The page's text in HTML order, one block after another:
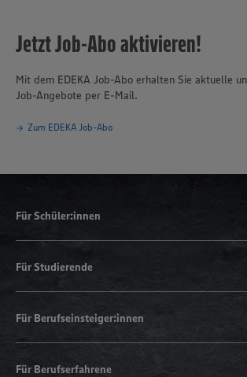
Jetzt Job-Abo aktivieren!
Mit dem EDEKA Job-Abo erhalten Sie aktuelle
Job-Angebote per E-Mail.
Zum EDEKA Job-Abo
Für Schüler:innen
Für Studierende
Für Berufseinsteiger:innen
Für Berufserfahrene